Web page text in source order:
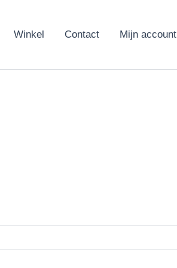
Winkel Contact Mijn account